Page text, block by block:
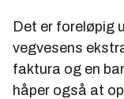
Det er foreløpig
vegvesens
faktura og en
håper også at